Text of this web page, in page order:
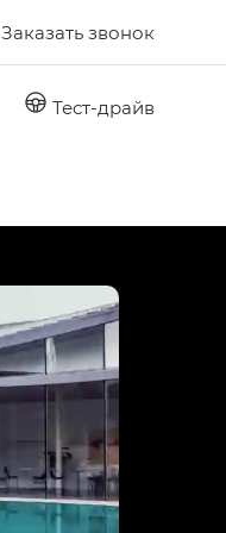
Заказать звонок
Тест-драйв